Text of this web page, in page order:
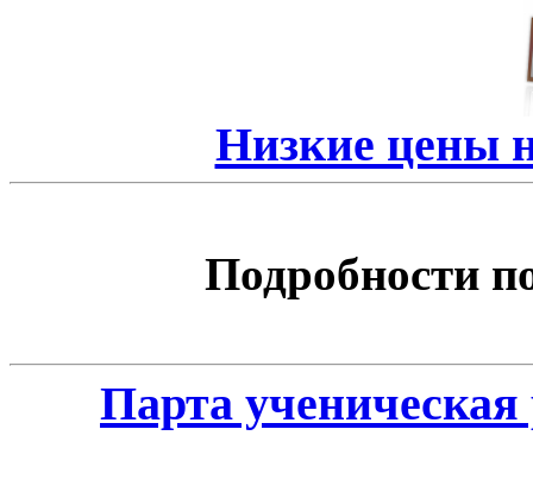
Низкие цены
Подробности
Парта